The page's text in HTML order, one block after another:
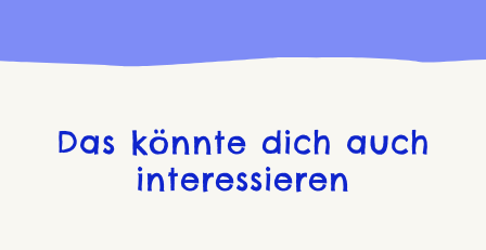
Das könnte dich auch
interessieren